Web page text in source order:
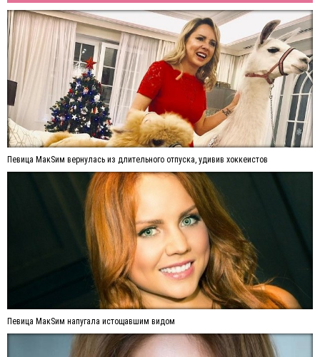
Певица МакSим вернулась из длительного отпуска, удивив хоккеистов
Певица МакSим напугала истощавшим видом